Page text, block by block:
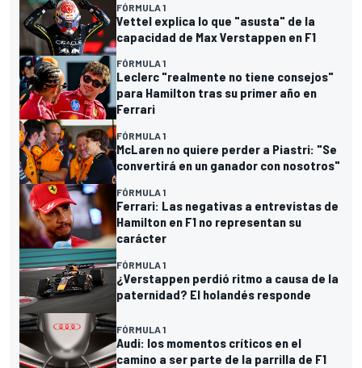
FÓRMULA 1
Vettel explica lo que "asusta" de la
capacidad de Max Verstappen en F1
FÓRMULA 1
Leclerc "realmente no tiene consejos"
para Hamilton tras su primer año en
Ferrari
FÓRMULA 1
McLaren no quiere perder a Piastri: "Se
convertirá en un ganador con nosotros"
FÓRMULA 1
Ferrari: Las negativas a entrevistas de
Hamilton en F1 no representan su
carácter
FÓRMULA 1
¿Verstappen perdió ritmo a causa de la
paternidad? El holandés responde
FÓRMULA 1
Audi: los momentos críticos en el
camino a ser parte de la parrilla de F1